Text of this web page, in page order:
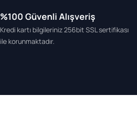
%100 Güvenli Alışveriş
Kredi kartı bilgileriniz 256bit SSL sertifikası
ile korunmaktadır.